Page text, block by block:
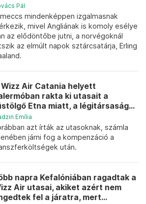
Pál
mindenképpen izgalmasnak
mivel Angliának is komoly esélye
az elődöntőbe jutni, a norvégoknál
az elmúlt napok sztárcsatárja, Erling
Air Catania helyett
rakta ki utasait a
Etna miatt, a légitársaság...
Emília
azt írták az utasoknak, számla
járni fog a kompenzáció a
után.
napra Kefalóniában ragadtak a
Air utasai, akiket azért nem
fel a járatra, mert...